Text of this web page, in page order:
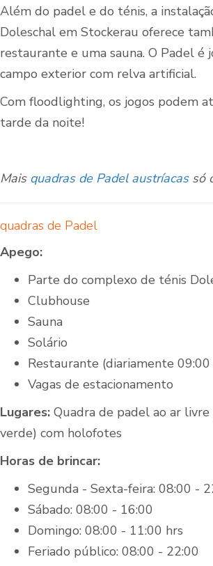
Além do padel e do ténis, a
Doleschal em Stockerau oferece
restaurante e uma sauna. O Padel é
campo exterior com relva artificial.
Com floodlighting, os jogos podem
tarde da noite!
Mais quadras de Padel austríacassó
quadras de Padel
Apego:
Parte do complexo de ténis
Clubhouse
Sauna
Solário
Restaurante (diariamente
Vagas de estacionamento
Lugares: Quadra de padel ao ar
verde) com holofotes
Horas de brincar:
Segunda - Sexta-feira: 08:00 -
Sábado: 08:00 - 16:00
Domingo: 08:00 - 11:00 hrs
Feriado público: 08:00 - 22:00